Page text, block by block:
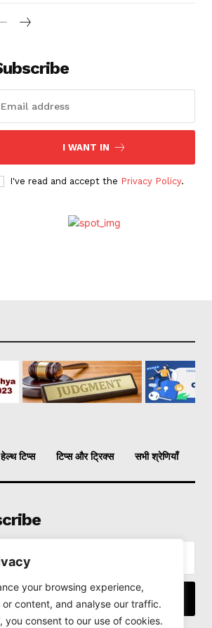
your browsing experience,
content, and analyse our traffic.
you consent to our use of cookies.
I WANT IN
I've read and accept the Privacy Policy.
हेल्थ टिप्स टिप्स और ट्रिक्स सभी श्रेणियाँ
I WANT IN